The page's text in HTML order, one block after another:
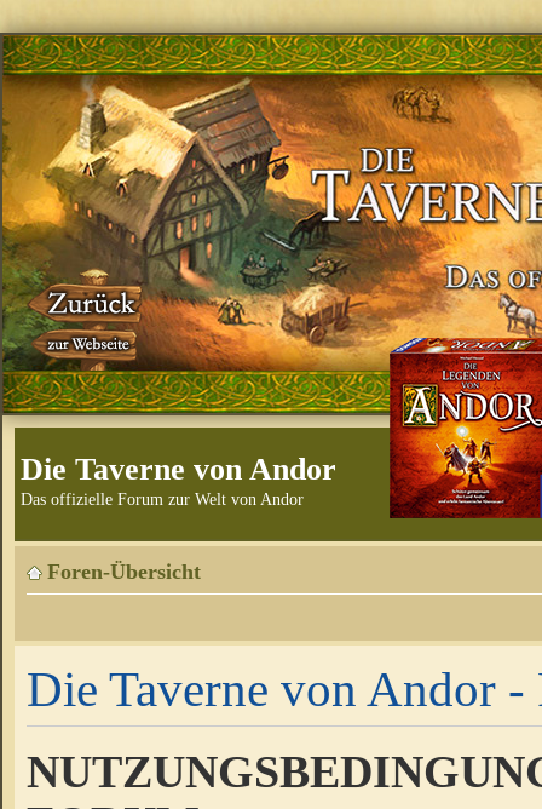
Die Taverne von Andor
Das offizielle Forum zur Welt von Andor
Foren-Übersicht
Die Taverne von Andor -